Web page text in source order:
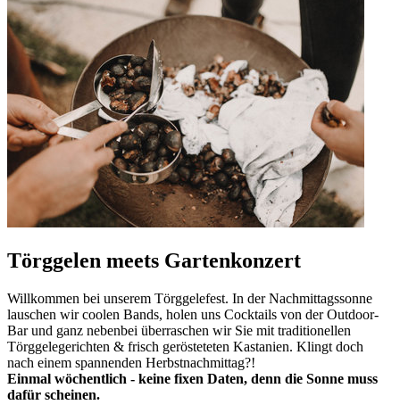
Törggelen meets Gartenkonzert
Willkommen bei unserem Törggelefest. In der Nachmittagssonne
lauschen wir coolen Bands, holen uns Cocktails von der Outdoor-
Bar und ganz nebenbei überraschen wir Sie mit traditionellen
Törggelegerichten & frisch gerösteteten Kastanien. Klingt doch
nach einem spannenden Herbstnachmittag?!
Einmal wöchentlich - keine fixen Daten, denn die Sonne muss
dafür scheinen.